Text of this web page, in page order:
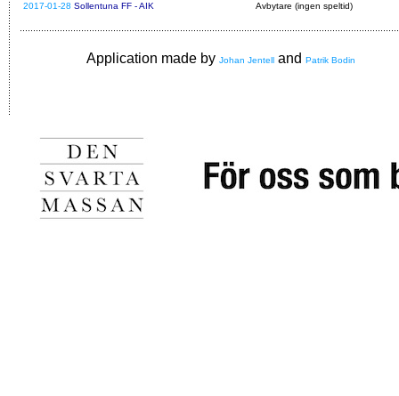
2017-01-28 Sollentuna FF - AIK Avbytare (ingen speltid)
Application made by Johan Jentell and Patrik Bodin